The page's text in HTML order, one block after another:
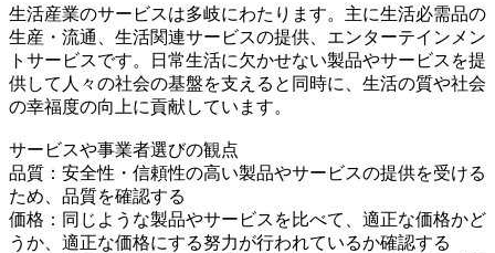
生活産業のサービスは多岐にわたります。主に生活必需品の
生産・流通、生活関連サービスの提供、エンターテインメン
トサービスです。日常生活に欠かせない製品やサービスを提
供して人々の社会の基盤を支えると同時に、生活の質や社会
の幸福度の向上に貢献しています。
サービスや事業者選びの観点
品質：安全性・信頼性の高い製品やサービスの提供を受ける
ため、品質を確認する
価格：同じような製品やサービスを比べて、適正な価格かど
うか、適正な価格にする努力が行われているか確認する